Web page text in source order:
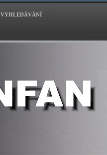
VYHLEDÁVÁNÍ